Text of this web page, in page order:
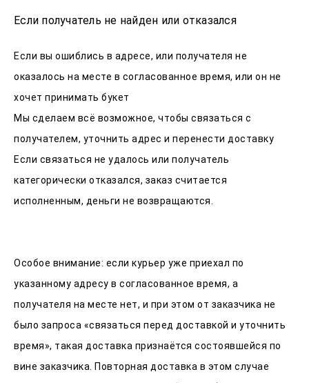
Если получатель не найден или отказался
Если вы ошиблись в адресе, или получателя не
оказалось на месте в согласованное время, или он не
хочет принимать букет
Мы сделаем всё возможное, чтобы связаться с
получателем, уточнить адрес и перенести доставку
Если связаться не удалось или получатель
категорически отказался, заказ считается
исполненным, деньги не возвращаются.
Особое внимание: если курьер уже приехал по
указанному адресу в согласованное время, а
получателя на месте нет, и при этом от заказчика не
было запроса «связаться перед доставкой и уточнить
время», такая доставка признаётся состоявшейся по
вине заказчика. Повторная доставка в этом случае